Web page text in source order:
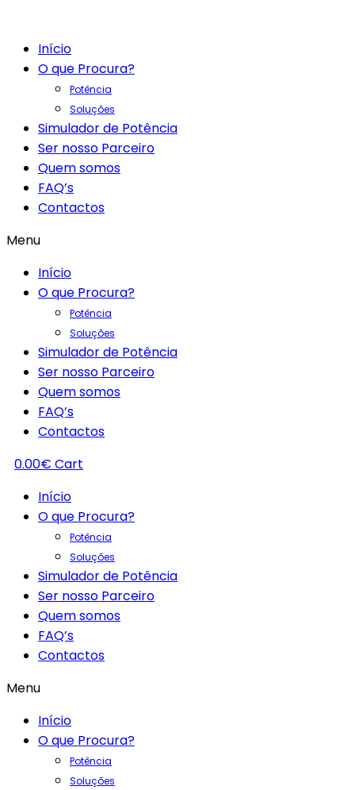
Início
O que Procura?
Potência
Soluções
Simulador de Potência
Ser nosso Parceiro
Quem somos
FAQ’s
Contactos
Menu
Início
O que Procura?
Potência
Soluções
Simulador de Potência
Ser nosso Parceiro
Quem somos
FAQ’s
Contactos
0.00€ Cart
Início
O que Procura?
Potência
Soluções
Simulador de Potência
Ser nosso Parceiro
Quem somos
FAQ’s
Contactos
Menu
Início
O que Procura?
Potência
Soluções